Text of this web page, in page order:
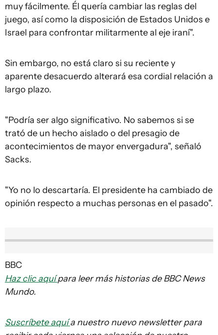
muy fácilmente. Él quería cambiar las reglas del
juego, así como la disposición de Estados Unidos e
Israel para confrontar militarmente al eje iraní".
Sin embargo, no está claro si su reciente y
aparente desacuerdo alterará esa cordial relación a
largo plazo.
"Podría ser algo significativo. No sabemos si se
trató de un hecho aislado o del presagio de
acontecimientos de mayor envergadura", señaló
Sacks.
"Yo no lo descartaría. El presidente ha cambiado de
opinión respecto a muchas personas en el pasado".
BBC
Haz clic aquípara leer más historias de BBC News
Mundo.
Suscríbete aquía nuestro nuevo newsletter para